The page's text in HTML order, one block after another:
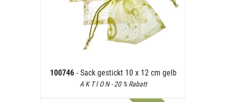
100746 - Sack gestickt 10 x 12 cm gelb
A K T I O N - 20 % Rabatt